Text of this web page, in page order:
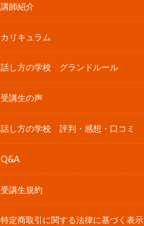
講師紹介
カリキュラム
話し方の学校 グランドルール
受講生の声
話し方の学校 評判・感想・口コミ
Q&A
受講生規約
特定商取引に関する法律に基づく表示